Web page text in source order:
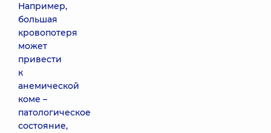
Например,
большая
кровопотеря
может
привести
к
анемической
коме –
патологическое
состояние,